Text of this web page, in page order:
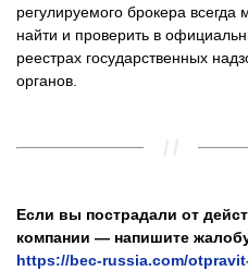
регулируемого брокера всегда
найти и проверить в
реестрах государственных
органов.
Если вы пострадали от
компании — напишите
https://bec-russia.com/